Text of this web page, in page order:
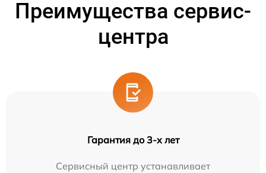
Преимущества сервис-
центра
Гарантия до 3-х лет
Сервисный центр устанавливает